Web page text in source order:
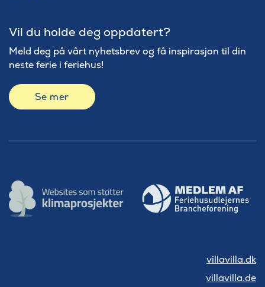
Vil du holde deg oppdatert?
Meld deg på vårt nyhetsbrev og få inspirasjon til din
neste ferie i feriehus!
Se mer
villavilla.dk
villavilla.de